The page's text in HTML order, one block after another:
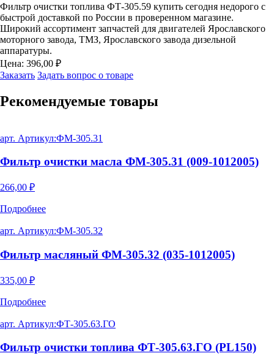
Фильтр очистки топлива ФТ-305.59 купить сегодня недорого с
быстрой доставкой по России в проверенном магазине.
Широкий ассортимент запчастей для двигателей Ярославского
моторного завода, ТМЗ, Ярославского завода дизельной
аппаратуры.
Цена: 396,00 ₽
Заказать Задать вопрос о товаре
Рекомендуемые товары
арт. Артикул:ФМ-305.31
Фильтр очистки масла ФМ-305.31 (009-1012005)
266,00 ₽
Подробнее
арт. Артикул:ФМ-305.32
Фильтр масляный ФМ-305.32 (035-1012005)
335,00 ₽
Подробнее
арт. Артикул:ФТ-305.63.ГО
Фильтр очистки топлива ФТ-305.63.ГО (PL150)